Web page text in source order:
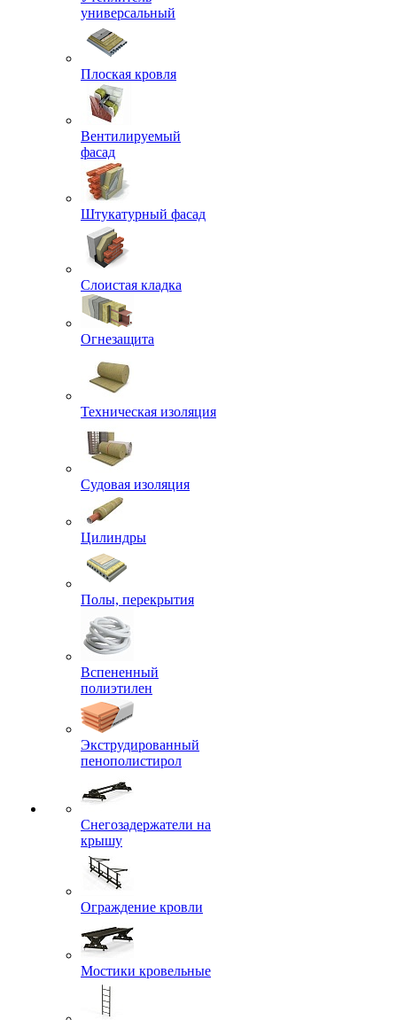
универсальный
Плоская кровля
Вентилируемый
фасад
Штукатурный фасад
Слоистая кладка
Огнезащита
Техническая изоляция
Судовая изоляция
Цилиндры
Полы, перекрытия
Вспененный
полиэтилен
Экструдированный
пенополистирол
Снегозадержатели на
крышу
Ограждение кровли
Мостики кровельные